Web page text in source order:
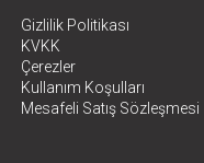
Gizlilik Politikası
KVKK
Çerezler
Kullanım Koşulları
Mesafeli Satış Sözleşmesi